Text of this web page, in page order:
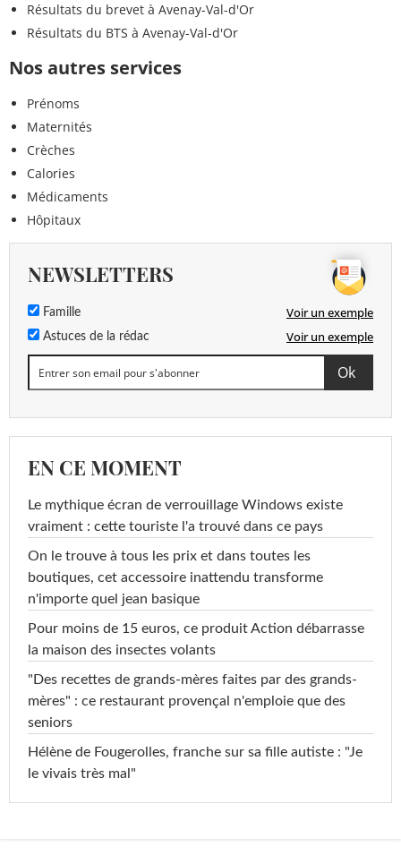
Résultats du brevet à Avenay-Val-d'Or
Résultats du BTS à Avenay-Val-d'Or
Nos autres services
Prénoms
Maternités
Crèches
Calories
Médicaments
Hôpitaux
NEWSLETTERS
Famille Voir un exemple
Astuces de la rédac Voir un exemple
EN CE MOMENT
Le mythique écran de verrouillage Windows existe
vraiment : cette touriste l'a trouvé dans ce pays
On le trouve à tous les prix et dans toutes les
boutiques, cet accessoire inattendu transforme
n'importe quel jean basique
Pour moins de 15 euros, ce produit Action débarrasse
la maison des insectes volants
"Des recettes de grands-mères faites par des grands-
mères" : ce restaurant provençal n'emploie que des
seniors
Hélène de Fougerolles, franche sur sa fille autiste : "Je
le vivais très mal"